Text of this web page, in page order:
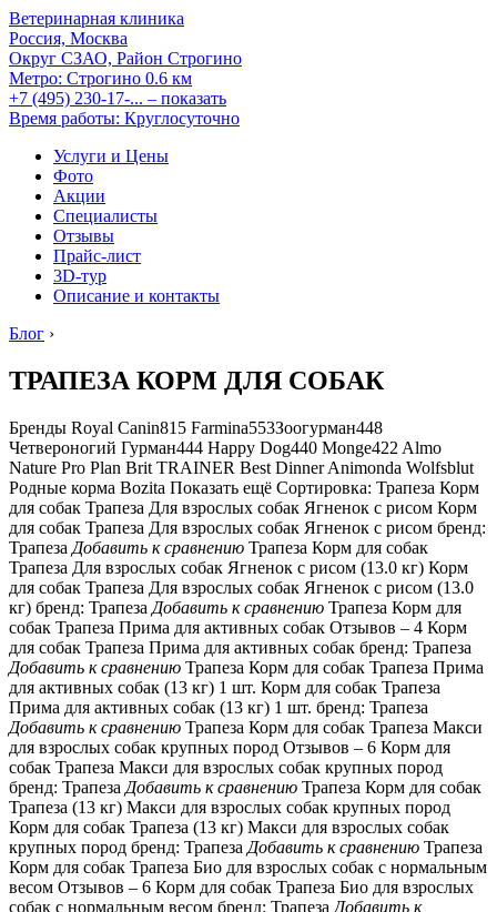
Ветеринарная клиника
Россия, Москва
Округ СЗАО, Район Строгино
Метро: Строгино 0.6 км
+7 (495) 230-17-... – показать
Время работы: Круглосуточно
Услуги и Цены
Фото
Акции
Специалисты
Отзывы
Прайс-лист
3D-тур
Описание и контакты
Блог ›
ТРАПЕЗА КОРМ ДЛЯ СОБАК
Бренды Royal Canin815 Farmina553Зоогурман448
Четвероногий Гурман444 Happy Dog440 Monge422 Almo
Nature Pro Plan Brit TRAINER Best Dinner Animonda Wolfsblut
Родные корма Bozita Показать ещё Сортировка: Трапеза Корм
для собак Трапеза Для взрослых собак Ягненок с рисом Корм
для собак Трапеза Для взрослых собак Ягненок с рисом бренд:
Трапеза Добавить к сравнению Трапеза Корм для собак
Трапеза Для взрослых собак Ягненок с рисом (13.0 кг) Корм
для собак Трапеза Для взрослых собак Ягненок с рисом (13.0
кг) бренд: Трапеза Добавить к сравнению Трапеза Корм для
собак Трапеза Прима для активных собак Отзывов – 4 Корм
для собак Трапеза Прима для активных собак бренд: Трапеза
Добавить к сравнению Трапеза Корм для собак Трапеза Прима
для активных собак (13 кг) 1 шт. Корм для собак Трапеза
Прима для активных собак (13 кг) 1 шт. бренд: Трапеза
Добавить к сравнению Трапеза Корм для собак Трапеза Макси
для взрослых собак крупных пород Отзывов – 6 Корм для
собак Трапеза Макси для взрослых собак крупных пород
бренд: Трапеза Добавить к сравнению Трапеза Корм для собак
Трапеза (13 кг) Макси для взрослых собак крупных пород
Корм для собак Трапеза (13 кг) Макси для взрослых собак
крупных пород бренд: Трапеза Добавить к сравнению Трапеза
Корм для собак Трапеза Био для взрослых собак с нормальным
весом Отзывов – 6 Корм для собак Трапеза Био для взрослых
собак с нормальным весом бренд: Трапеза Добавить к